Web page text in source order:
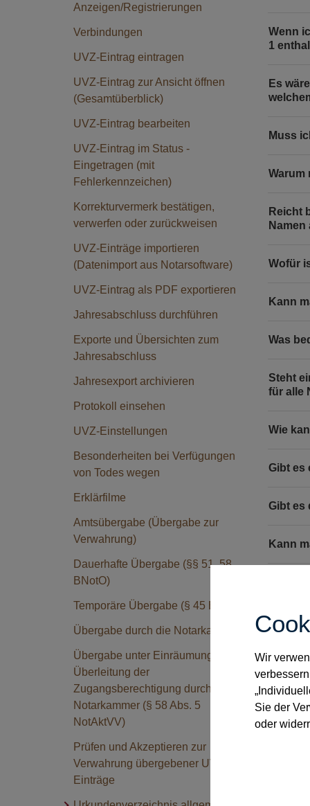
Wir
Sie der
oder
Anzeigen/Registrierungen
Verbindungen
UVZ-Eintrag eintragen
UVZ-Eintrag zur Ansicht öffnen
(Gesamtüberblick)
UVZ-Eintrag bearbeiten
UVZ-Eintrag im Status -
Eingetragen (mit
Fehlerkennzeichen)
Korrekturvermerk bestätigen,
verwerfen oder zurückweisen
UVZ-Einträge importieren
(Datenimport aus Notarsoftware)
UVZ-Eintrag als PDF exportieren
Jahresabschluss durchführen
Exporte und Übersichten zum
Jahresabschluss
Jahresexport archivieren
Protokoll einsehen
UVZ-Einstellungen
Besonderheiten bei Verfügungen
von Todes wegen
Erklärfilme
Amtsübergabe (Übergabe zur
Verwahrung)
Dauerhafte Übergabe (§§ 51, 58
BNotO)
Temporäre Übergabe (§ 45 BNotO)
Übergabe durch die Notarkammer
Übergabe unter Einräumung und
Überleitung der
Zugangsberechtigung durch die
Notarkammer (§ 58 Abs. 5
NotAktVV)
Prüfen und Akzeptieren zur
Verwahrung übergebener UVZ-
Einträge
Wenn
1
Es
Muss
Warum
Reicht
Wofür
Kann
Was
Steht
für alle
Wie
Gibt es
Gibt es
Kann
Kann
Wir
Gibt es
Kann
Was